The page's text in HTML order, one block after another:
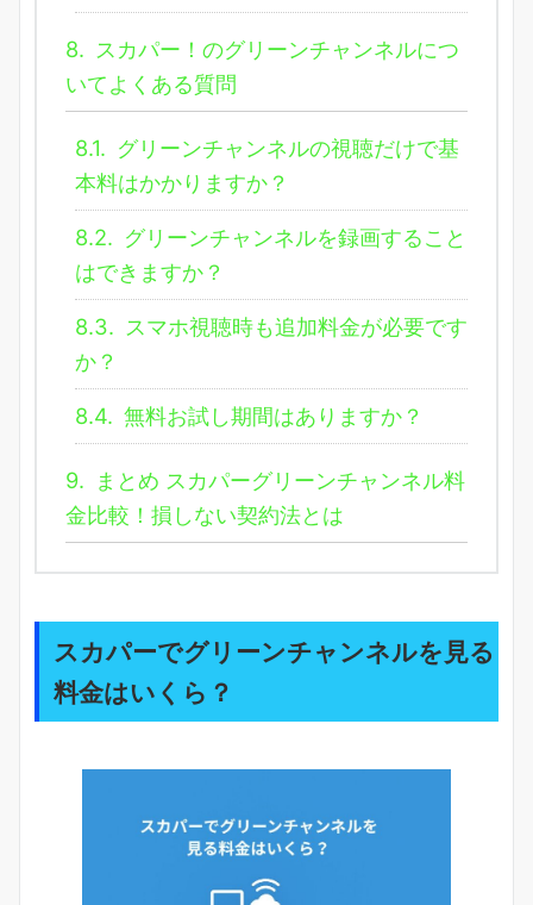
8. スカパー！のグリーンチャンネルにつ
いてよくある質問
8.1. グリーンチャンネルの視聴だけで基
本料はかかりますか？
8.2. グリーンチャンネルを録画すること
はできますか？
8.3. スマホ視聴時も追加料金が必要です
か？
8.4. 無料お試し期間はありますか？
9.
まとめ スカパーグリーンチャンネル料
金比較！損しない契約法とは
スカパーでグリーンチャンネルを見る
料金はいくら？